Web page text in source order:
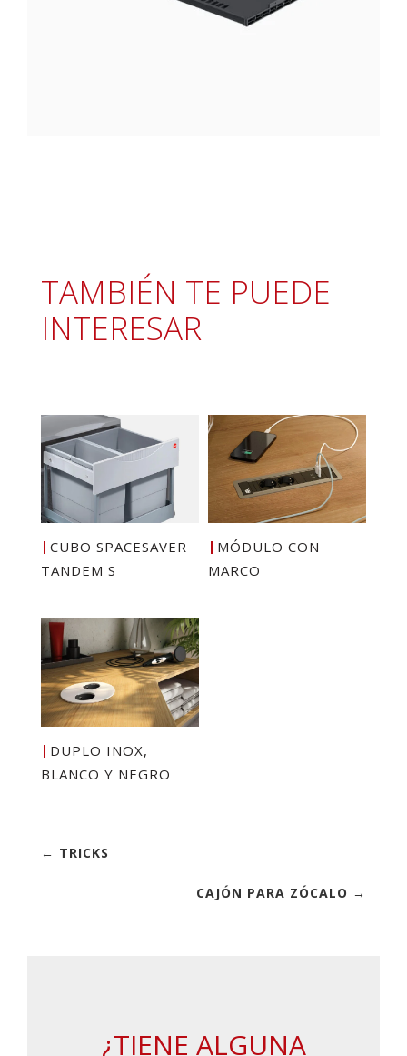
TAMBIÉN TE PUEDE
INTERESAR
CUBO SPACESAVER
TANDEM S
MÓDULO CON
MARCO
DUPLO INOX,
BLANCO Y NEGRO
← TRICKS
CAJÓN PARA ZÓCALO →
¿TIENE ALGUNA